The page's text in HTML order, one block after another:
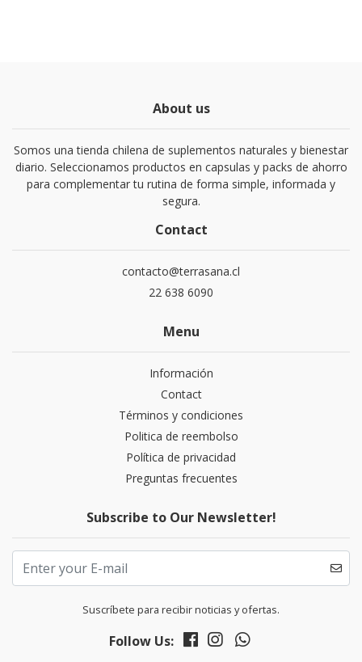
About us
Somos una tienda chilena de suplementos naturales y bienestar
diario. Seleccionamos productos en capsulas y packs de ahorro
para complementar tu rutina de forma simple, informada y
segura.
Contact
contacto@terrasana.cl
22 638 6090
Menu
Información
Contact
Términos y condiciones
Politica de reembolso
Política de privacidad
Preguntas frecuentes
Subscribe to Our Newsletter!
Suscríbete para recibir noticias y ofertas.
Follow Us: